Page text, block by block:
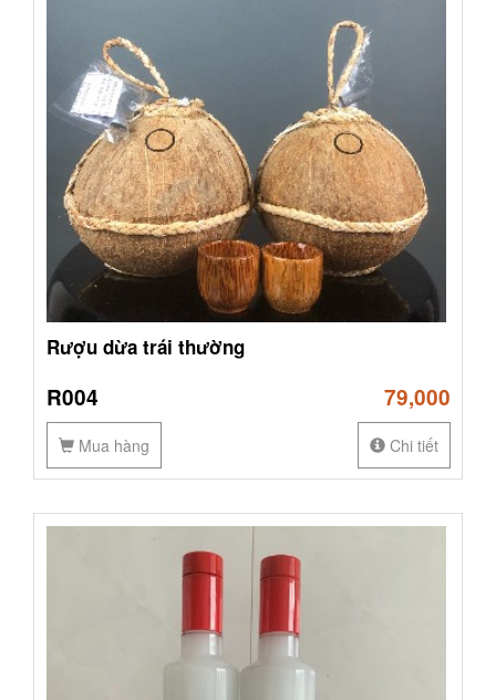
Rượu dừa trái thường
R004 79,000
Mua hàng Chi tiết